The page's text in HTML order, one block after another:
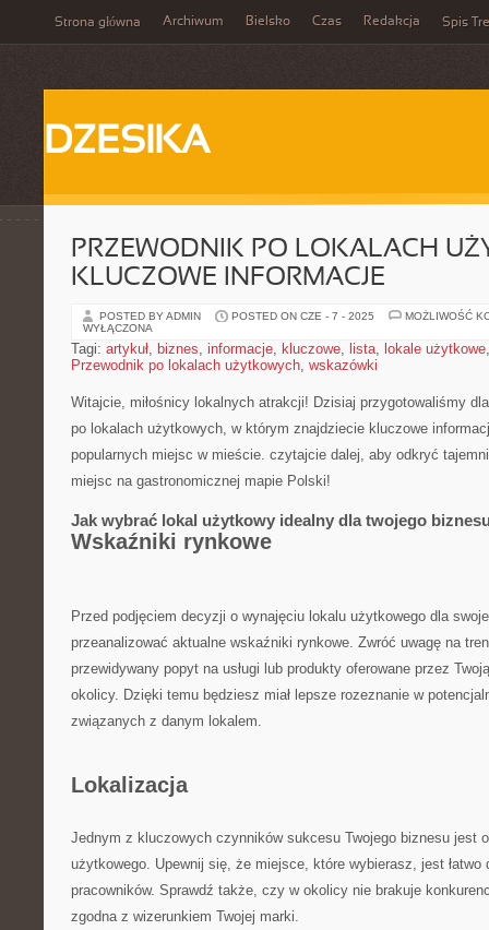
Strona główna Archiwum Bielsko Czas Redakcja Spis
DZESIKA
PRZEWODNIK PO LOKALACH
KLUCZOWE INFORMACJE
POSTED BY ADMIN POSTED ON CZE - 7 - 2025
MOŻLIWOŚĆ
WYŁĄCZONA
Tagi: artykuł, biznes, informacje, kluczowe, lista, lokale użytkowe
Przewodnik po lokalach użytkowych, wskazówki
Witajcie, miłośnicy‍ lokalnych atrakcji! Dzisiaj⁢ przygotowaliśmy
po⁣ lokalach użytkowych,‍ w⁢ którym znajdziecie kluczowe
popularnych miejsc w mieście. ‌czytajcie dalej, aby odkryć
miejsc na gastronomicznej mapie Polski!
Jak⁤ wybrać lokal użytkowy idealny dla twojego
Wskaźniki rynkowe
Przed podjęciem decyzji o wynajęciu lokalu użytkowego dla
⁤przeanalizować aktualne wskaźniki rynkowe. ‍Zwróć uwagę na
przewidywany⁢ popyt na usługi lub​ produkty oferowane ‍przez
‌okolicy. Dzięki‍ temu będziesz ⁣miał lepsze rozeznanie w
⁣związanych z danym⁤ lokalem.
Lokalizacja
Jednym ⁤z kluczowych⁣ czynników sukcesu Twojego biznesu jest
użytkowego. ⁣Upewnij ⁢się, że​ miejsce,‍ które wybierasz, jest łatwo⁤
pracowników. Sprawdź także, czy w⁣ okolicy nie brakuje
zgodna z‍ wizerunkiem Twojej marki.